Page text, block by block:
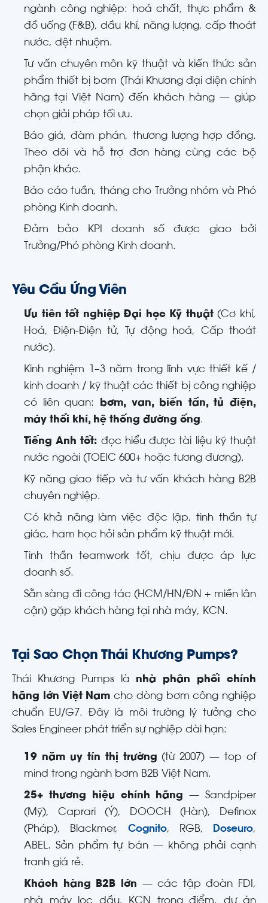
ngành công nghiệp: hoá chất, thực phẩm &
đồ uống (F&B), dầu khí, năng lượng, cấp thoát
nước, dệt nhuộm.
Tư vấn chuyên môn kỹ thuật và kiến thức sản
phẩm thiết bị bơm (Thái Khương đại diện chính
hãng tại Việt Nam) đến khách hàng — giúp
chọn giải pháp tối ưu.
Báo giá, đàm phán, thương lượng hợp đồng.
Theo dõi và hỗ trợ đơn hàng cùng các bộ
phận khác.
Báo cáo tuần, tháng cho Trưởng nhóm và Phó
phòng Kinh doanh.
Đảm bảo KPI doanh số được giao bởi
Trưởng/Phó phòng Kinh doanh.
Yêu Cầu Ứng Viên
Ưu tiên tốt nghiệp Đại học Kỹ thuật(Cơ khí,
Hoá, Điện-Điện tử, Tự động hoá, Cấp thoát
nước).
Kinh nghiệm 1–3 năm trong lĩnh vực thiết kế /
kinh doanh / kỹ thuật các thiết bị công nghiệp
có liên quan:
bơm, van, biến tần, tủ điện,
máy thổi khí, hệ thống đường ống.
Tiếng Anh tốt: đọc hiểu được tài liệu kỹ thuật
nước ngoài (TOEIC 600+ hoặc tương đương).
Kỹ năng giao tiếp và tư vấn khách hàng B2B
chuyên nghiệp.
Có khả năng làm việc độc lập, tinh thần tự
giác, ham học hỏi sản phẩm kỹ thuật mới.
Tinh thần teamwork tốt, chịu được áp lực
doanh số.
Sẵn sàng đi công tác (HCM/HN/ĐN + miền lân
cận) gặp khách hàng tại nhà máy, KCN.
Tại Sao Chọn Thái Khương Pumps?
Thái Khương Pumps là nhà phân phối chính
hãng lớn Việt Nam cho dòng bơm công nghiệp
chuẩn EU/G7. Đây là môi trường lý tưởng cho
Sales Engineer phát triển sự nghiệp dài hạn:
19 năm uy tín thị trường (từ 2007) — top of
mind trong ngành bơm B2B Việt Nam.
25+ thương hiệu chính hãng — Sandpiper
(Mỹ), Caprari (Ý), DOOCH (Hàn), Definox
(Pháp), Blackmer, Cognito, RGB, Doseuro,
ABEL. Sản phẩm tự bán — không phải cạnh
tranh giá rẻ.
Khách hàng B2B lớn — các tập đoàn FDI,